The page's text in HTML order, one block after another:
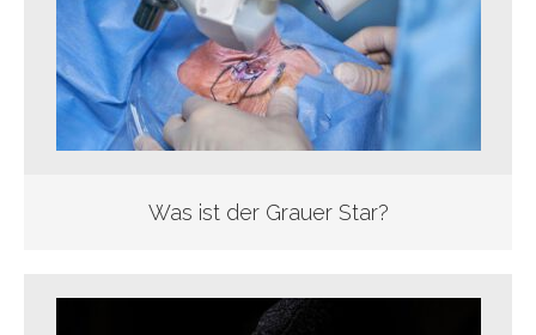
Was ist der Grauer Star?